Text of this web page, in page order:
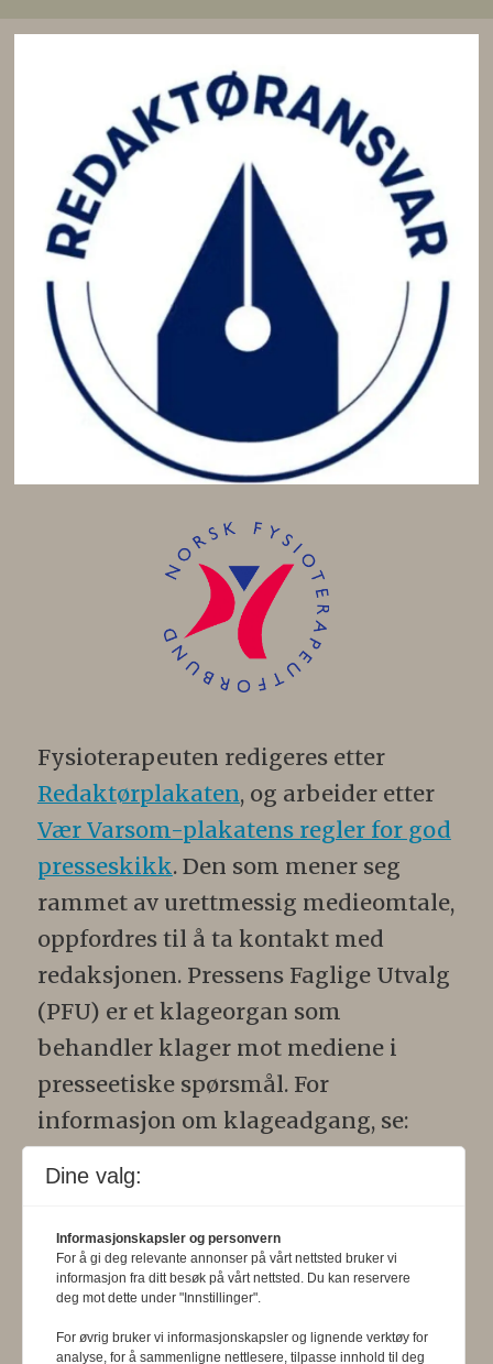
Fysioterapeuten redigeres etter
Redaktørplakaten, og arbeider etter
Vær Varsom-plakatens regler for god
presseskikk. Den som mener seg
rammet av urettmessig medieomtale,
oppfordres til å ta kontakt med
redaksjonen. Pressens Faglige Utvalg
(PFU) er et klageorgan som
behandler klager mot mediene i
presseetiske spørsmål. For
informasjon om klageadgang, se:
www.presse.no.
skal gjennom en saklig og fri
informasjons- og opinionsformidling
Dine valg:
Informasjonskapsler og personvern
For å gi deg relevante annonser på vårt nettsted bruker vi
informasjon fra ditt besøk på vårt nettsted. Du kan reservere
deg mot dette under "Innstillinger".
For øvrig bruker vi informasjonskapsler og lignende verktøy for
analyse, for å sammenligne nettlesere, tilpasse innhold til deg